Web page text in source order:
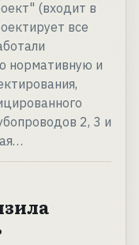
(входит в
все
нормативную и
2, 3 и